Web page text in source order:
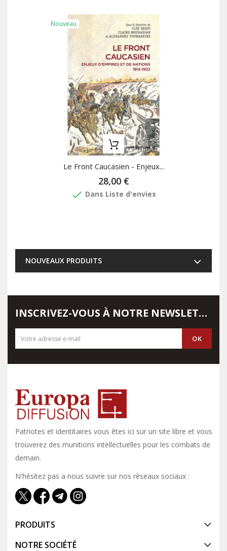
Nouveau
Le Front Caucasien - Enjeux...
28,00 €
done Dans Liste d'envies
NOUVEAUX PRODUITS
INSCRIVEZ-VOUS À NOTRE NEWSLETTER
Patriotes et identitaires vous êtes ici sur un site libre et vous y
trouverez des munitions intellectuelles pour les combats de
demain.
N'hésitez pas a nous suivre sur nos réseaux sociaux :
PRODUITS
NOTRE SOCIÉTÉ